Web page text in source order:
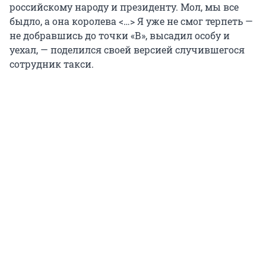
российскому народу и президенту. Мол, мы все
быдло, а она королева <…> Я уже не смог терпеть —
не добравшись до точки «В», высадил особу и
уехал, — поделился своей версией случившегося
сотрудник такси.